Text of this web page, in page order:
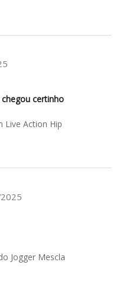
certinho
Action Hip
Jogger Mescla